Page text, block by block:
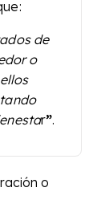
de
o
r”.
o